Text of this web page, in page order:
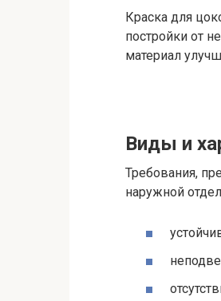
Краска для
постройки от
материал
Виды и
Требования,
наружной